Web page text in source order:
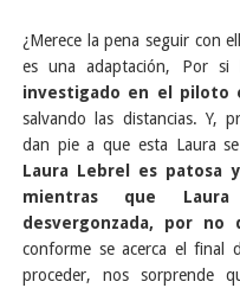
¿Merece la pena seguir con
es una adaptación, Por si
investigado en el piloto
salvando las distancias. Y,
dan pie a que esta Laura
Laura Lebrel es patosa
mientras que
desvergonzada, por no
conforme se acerca el final
proceder, nos sorprende